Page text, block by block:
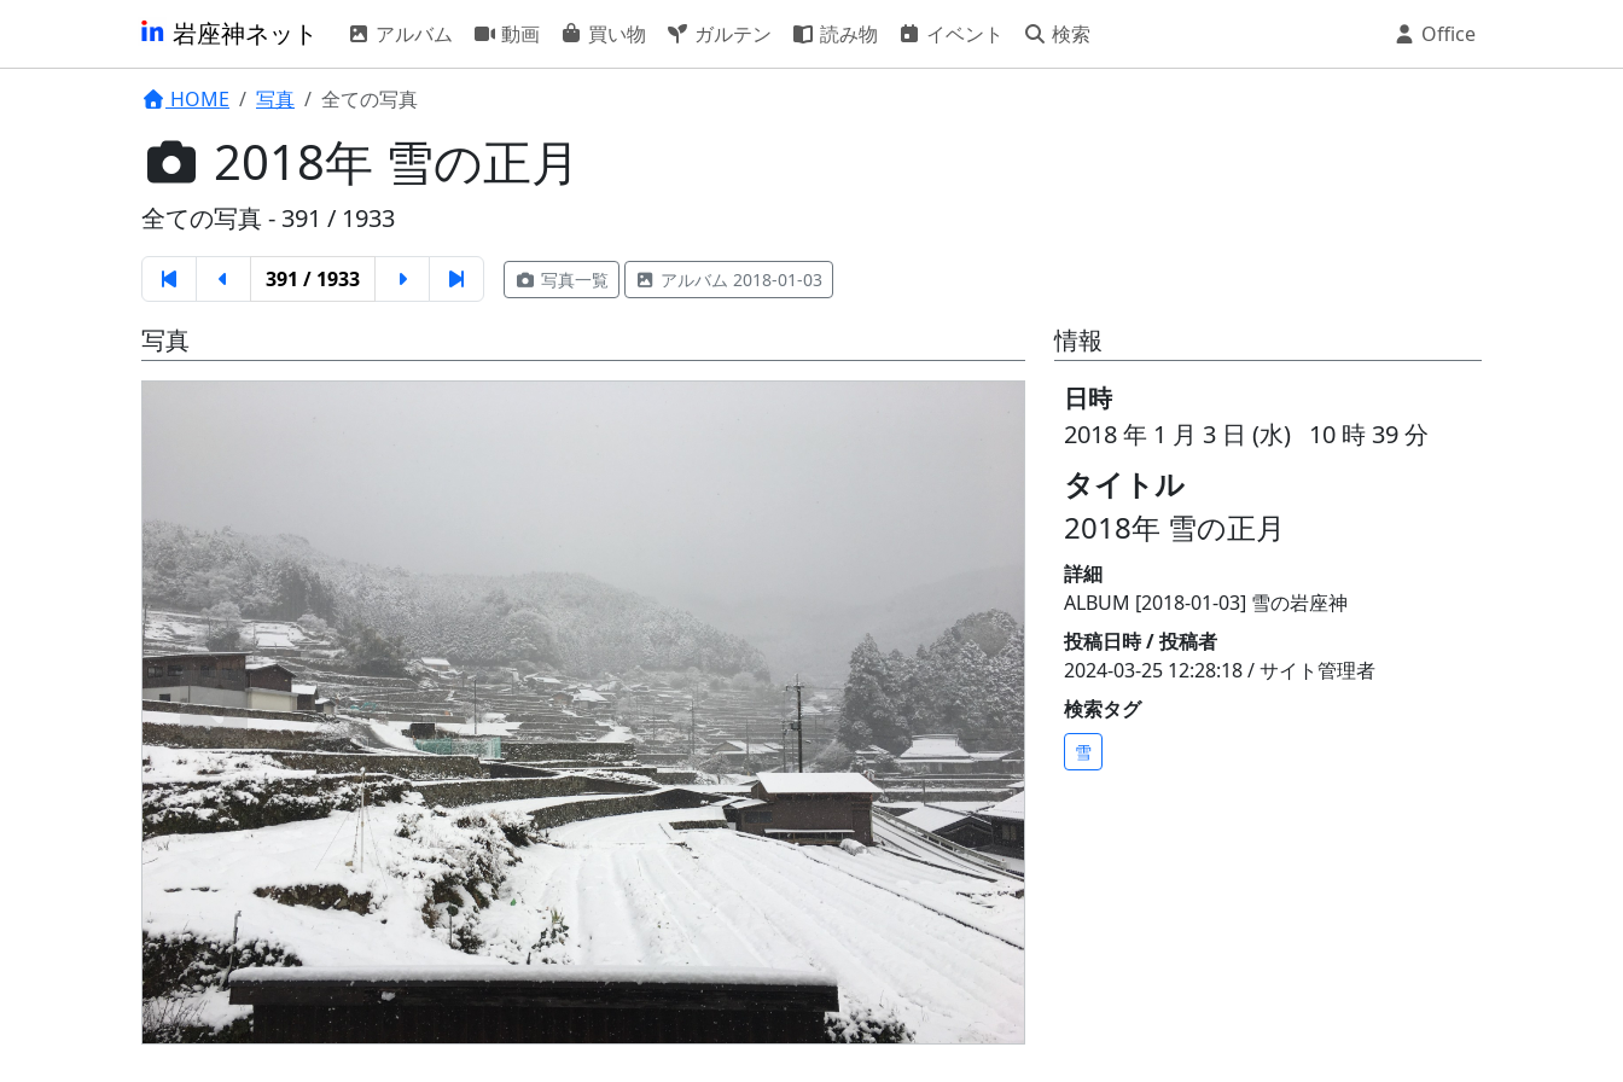
岩座神ネット アルバム 動画 買い物 ガルテン 読み物 イベント 検索 Office
HOME 写真 全ての写真
2018年 雪の正月
全ての写真 - 391 / 1933
391 / 1933 写真一覧 アルバム 2018-01-03
写真
情報
日時
2018 年 1 月 3 日 (水) 10 時 39 分
タイトル
2018年 雪の正月
詳細
ALBUM [2018-01-03] 雪の岩座神
投稿日時 / 投稿者
2024-03-25 12:28:18 / サイト管理者
検索タグ
雪